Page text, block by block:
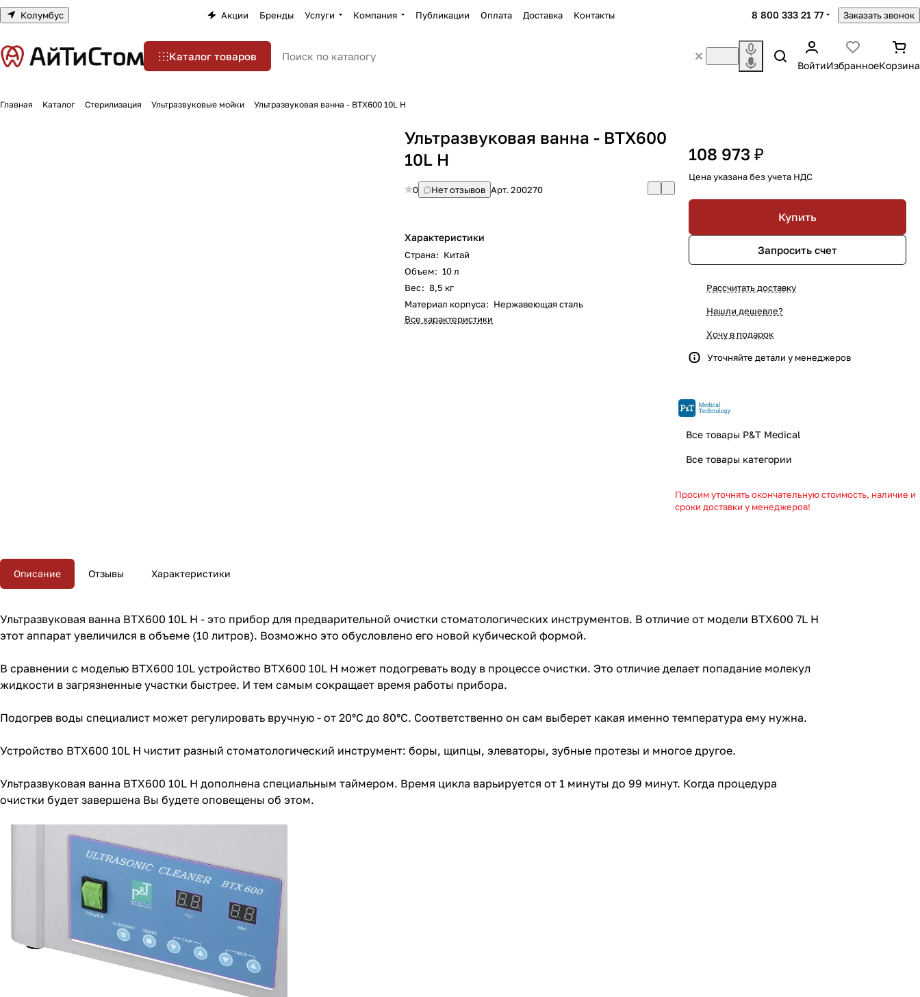
Колумбус Акции Бренды Услуги Компания Публикации Оплата Доставка Контакты 8 800 333 21 77 Заказать звонок
Каталог товаров
ВойтиИзбранноеКорзина
Главная Каталог Стерилизация Ультразвуковые мойки Ультразвуковая ванна - BTX600 10L H
Ультразвуковая ванна - BTX600
10L H
0 Нет отзывов Арт.200270
Характеристики
Страна: Китай
Объем: 10 л
Вес: 8,5 кг
Материал корпуса: Нержавеющая сталь
Все характеристики
108 973 ₽
Цена указана без учета НДС
Купить
Запросить счет
Рассчитать доставку
Нашли дешевле?
Хочу в подарок
Уточняйте детали у менеджеров
Все товары P&T Medical
Все товары категории
Просим уточнять окончательную стоимость, наличие и
сроки доставки у менеджеров!
Описание Отзывы Характеристики
Ультразвуковая ванна BTX600 10L Н - это прибор для предварительной очистки стоматологических инструментов. В отличие от модели BTX600 7L Н
этот аппарат увеличился в объеме (10 литров). Возможно это обусловлено его новой кубической формой.
В сравнении с моделью BTX600 10L устройство BTX600 10L H может подогревать воду в процессе очистки. Это отличие делает попадание молекул
жидкости в загрязненные участки быстрее. И тем самым сокращает время работы прибора.
Подогрев воды специалист может регулировать вручную - от 20°С до 80°С. Соответственно он сам выберет какая именно температура ему нужна.
Устройство BTX600 10L H чистит разный стоматологический инструмент: боры, щипцы, элеваторы, зубные протезы и многое другое.
Ультразвуковая ванна BTX600 10L H дополнена специальным таймером. Время цикла варьируется от 1 минуты до 99 минут. Когда процедура
очистки будет завершена Вы будете оповещены об этом.